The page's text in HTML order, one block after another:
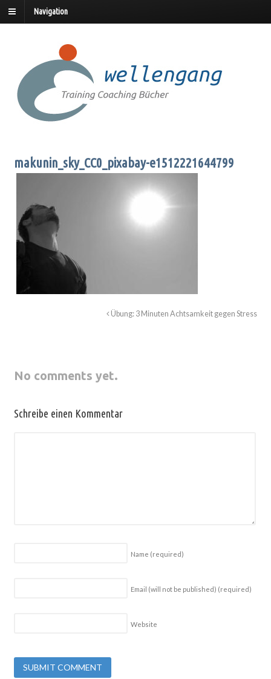
Navigation
makunin_sky_CC0_pixabay-e1512221644799
Übung: 3 Minuten Achtsamkeit gegen Stress
No comments yet.
Schreibe einen Kommentar
Name (required)
Email (will not be published) (required)
Website